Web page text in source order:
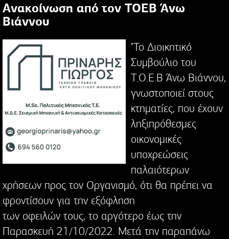
Ανακοίνωση από τον ΤΟΕΒ Άνω
Βιάννου
"Το Διοικητικό
Συμβούλιο του
Τ.Ο.Ε.Β Άνω Βιάννου,
γνωστοποιεί στους
κτηματίες, που έχουν
ληξιπρόθεσμες
οικονομικές
υποχρεώσεις
παλαιότερων
χρήσεων προς τον Οργανισμό, ότι θα πρέπει να
φροντίσουν για την εξόφληση
των οφειλών τους, το αργότερο έως την
Παρασκευή 21/10/2022. Μετά την παραπάνω